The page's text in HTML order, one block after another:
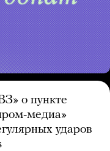
о пункте
медиа»
ударов